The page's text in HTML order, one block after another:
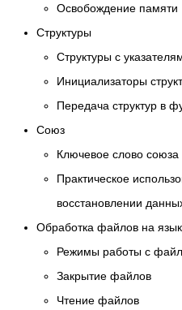
Освобождение памяти
Структуры
Структуры с
Инициализаторы
Передача структур в
Союз
Ключевое слово союза
Практическое
восстановлении
Обработка файлов на
Режимы работы с
Закрытие файлов
Чтение файлов